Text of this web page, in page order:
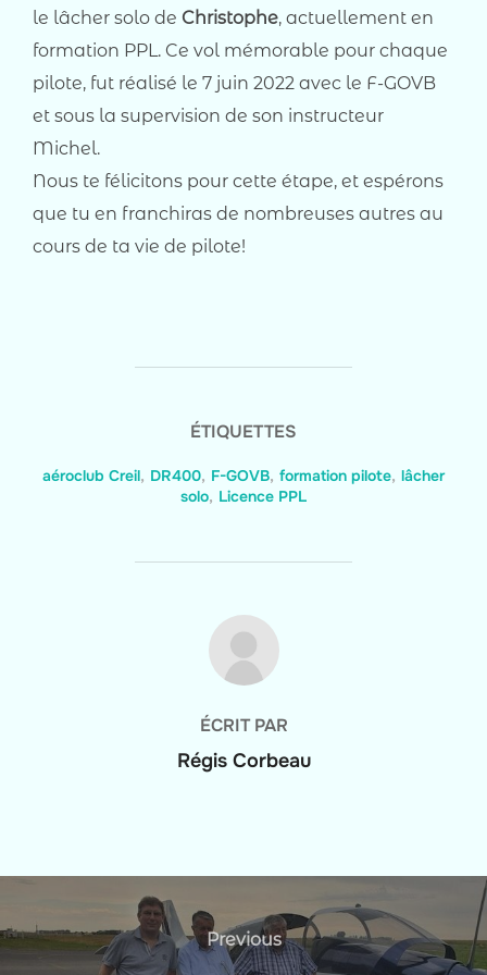
le lâcher solo de Christophe, actuellement en
formation PPL. Ce vol mémorable pour chaque
pilote, fut réalisé le 7 juin 2022 avec le F-GOVB
et sous la supervision de son instructeur
Michel.
Nous te félicitons pour cette étape, et espérons
que tu en franchiras de nombreuses autres au
cours de ta vie de pilote!
ÉTIQUETTES
aéroclub Creil, DR400, F-GOVB, formation pilote, lâcher
solo, Licence PPL
AUTEUR DE LA PUBLICATION
ÉCRIT PAR
Régis Corbeau
Navigation
de
Previous
Previous